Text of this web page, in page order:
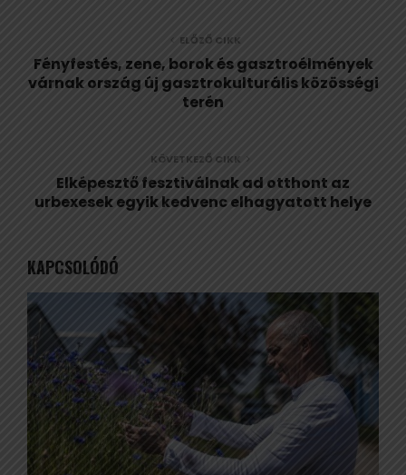
ELŐZŐ CIKK
Fényfestés, zene, borok és gasztroélmények
várnak ország új gasztrokulturális közösségi
terén
KÖVETKEZŐ CIKK
Elképesztő fesztiválnak ad otthont az
urbexesek egyik kedvenc elhagyatott helye
KAPCSOLÓDÓ